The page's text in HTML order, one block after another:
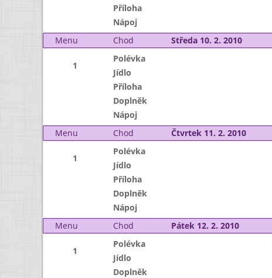
Příloha
Nápoj
Menu
Chod Středa 10. 2. 2010
1
Polévka
Jídlo
Příloha
Doplněk
Nápoj
Menu
Chod Čtvrtek 11. 2. 2010
1
Polévka
Jídlo
Příloha
Doplněk
Nápoj
Menu
Chod Pátek 12. 2. 2010
1
Polévka
Jídlo
Doplněk